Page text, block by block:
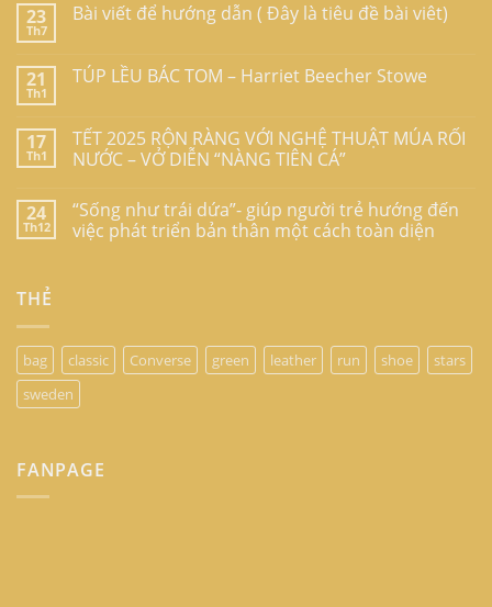
23
Th7
Bài viết để hướng dẫn ( Đây là tiêu đề bài viêt)
21
Th1
TÚP LỀU BÁC TOM – Harriet Beecher Stowe
17
Th1
TẾT 2025 RỘN RÀNG VỚI NGHỆ THUẬT MÚA RỐI
NƯỚC – VỞ DIỄN “NÀNG TIÊN CÁ”
24
Th12
“Sống như trái dứa”- giúp người trẻ hướng đến
việc phát triển bản thân một cách toàn diện
THẺ
bag classic Converse green leather run shoe
stars
sweden
FANPAGE